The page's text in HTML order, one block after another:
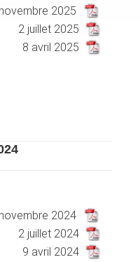
2025
2 juillet 2025
8 avril 2025
2024
2 juillet 2024
9 avril 2024